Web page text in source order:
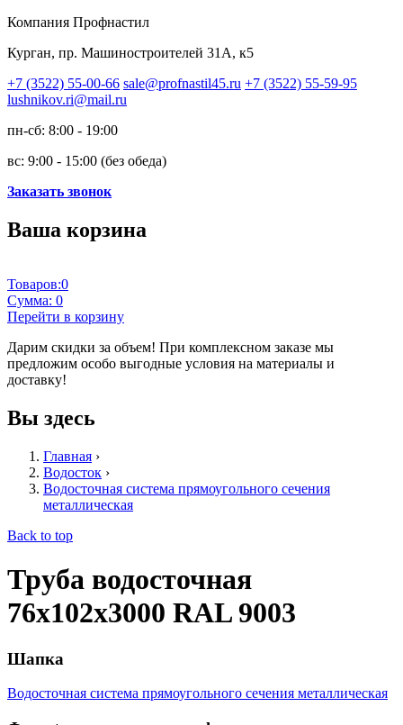
Компания Профнастил
Курган, пр. Машиностроителей 31А, к5
+7 (3522) 55-00-66 sale@profnastil45.ru +7 (3522) 55-59-95
lushnikov.ri@mail.ru
пн-сб: 8:00 - 19:00
вс: 9:00 - 15:00 (без обеда)
Заказать звонок
Ваша корзина
Товаров:0
Сумма: 0
Перейти в корзину
Дарим скидки за объем! При комплексном заказе мы
предложим особо выгодные условия на материалы и
доставку!
Вы здесь
Главная ›
Водосток ›
Водосточная система прямоугольного сечения
металлическая
Back to top
Труба водосточная
76х102х3000 RAL 9003
Шапка
Водосточная система прямоугольного сечения металлическая